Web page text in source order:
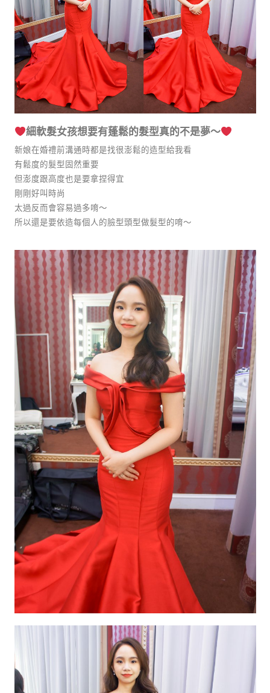
細軟髮女孩想要有蓬鬆的髮型真的不是夢～
新娘在婚禮前溝通時都是找很澎鬆的造型給我看
有鬆度的髮型固然重要
但澎度跟高度也是要拿捏得宜
剛剛好叫時尚
太過反而會容易過多唷～
所以還是要依造每個人的臉型頭型做髮型的唷～